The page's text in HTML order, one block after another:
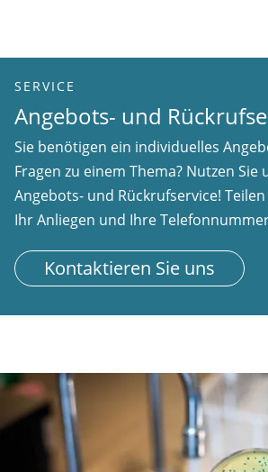
SERVICE
Angebots- und
Sie benötigen ein individuelles
Fragen zu einem Thema? Nutzen Sie
Angebots- und Rückrufservice!
Ihr Anliegen und Ihre
Kontaktieren Sie uns